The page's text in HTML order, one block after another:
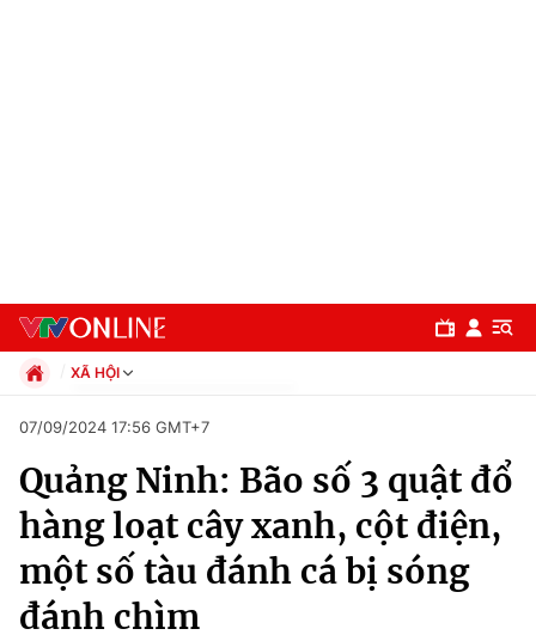
Chuyên mục
Chính trị
Xã hội
XÃ HỘI
Xã hội
Pháp luật
Kinh tế
Thể thao
Truyền hình
Văn hóa - Giải trí
Y tế
07/09/2024 17:56 GMT+7
Quảng Ninh: Bão số 3 quật đổ
hàng loạt cây xanh, cột điện,
một số tàu đánh cá bị sóng
đánh chìm